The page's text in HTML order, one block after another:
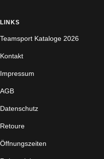
LINKS
Teamsport Kataloge 2026
Kontakt
Impressum
AGB
Datenschutz
Retoure
Öffnungszeiten